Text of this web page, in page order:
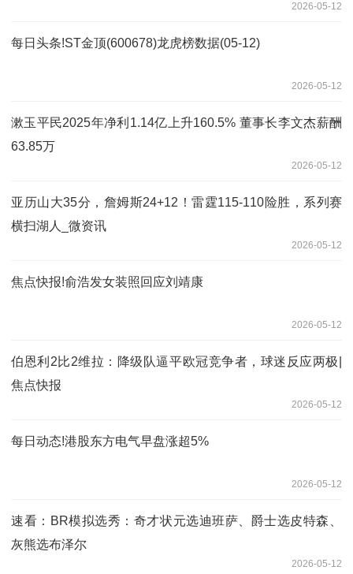
2026-05-12
每日头条!ST金顶(600678)龙虎榜数据(05-12)
2026-05-12
漱玉平民2025年净利1.14亿上升160.5% 董事长李文杰薪酬
63.85万
2026-05-12
亚历山大35分，詹姆斯24+12！雷霆115-110险胜，系列赛
横扫湖人_微资讯
2026-05-12
焦点快报!俞浩发女装照回应刘靖康
2026-05-12
伯恩利2比2维拉：降级队逼平欧冠竞争者，球迷反应两极|
焦点快报
2026-05-12
每日动态!港股东方电气早盘涨超5%
2026-05-12
速看：BR模拟选秀：奇才状元选迪班萨、爵士选皮特森、
灰熊选布泽尔
2026-05-12